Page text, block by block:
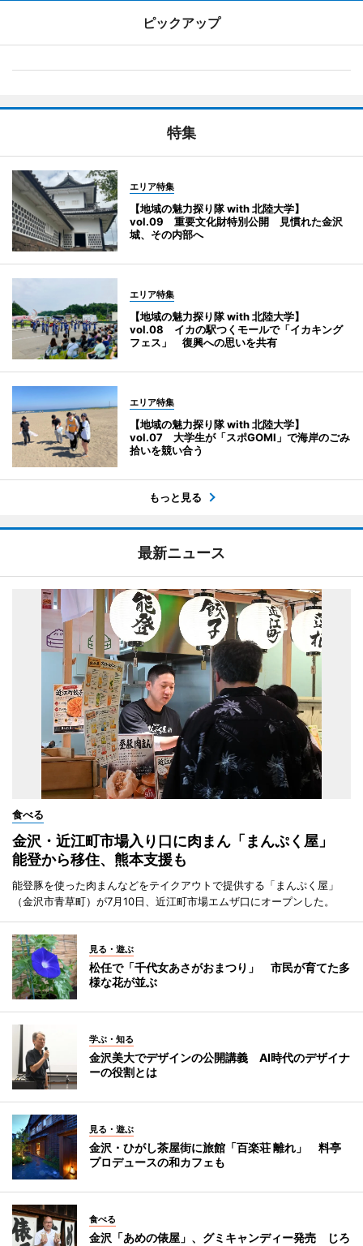
ピックアップ
特集
エリア特集
【地域の魅力探り隊 with 北陸大学】
vol.09 重要文化財特別公開 見慣れた金沢
城、その内部へ
エリア特集
【地域の魅力探り隊 with 北陸大学】
vol.08 イカの駅つくモールで「イカキング
フェス」 復興への思いを共有
エリア特集
【地域の魅力探り隊 with 北陸大学】
vol.07 大学生が「スポGOMI」で海岸のごみ
拾いを競い合う
もっと見る
最新ニュース
食べる
金沢・近江町市場入り口に肉まん「まんぷく屋」
能登から移住、熊本支援も
能登豚を使った肉まんなどをテイクアウトで提供する「まんぷく屋」
（金沢市青草町）が7月10日、近江町市場エムザ口にオープンした。
見る・遊ぶ
松任で「千代女あさがおまつり」 市民が育てた多
様な花が並ぶ
学ぶ・知る
金沢美大でデザインの公開講義 AI時代のデザイナ
ーの役割とは
見る・遊ぶ
金沢・ひがし茶屋街に旅館「百楽荘 離れ」 料亭
プロデュースの和カフェも
食べる
金沢「あめの俵屋」、グミキャンディー発売 じろ